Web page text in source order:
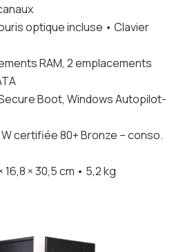
optique incluse • Clavier
RAM, 2 emplacements
Boot, Windows Autopilot-
certifiée 80+ Bronze – conso.
16,8 × 30,5 cm • 5,2 kg